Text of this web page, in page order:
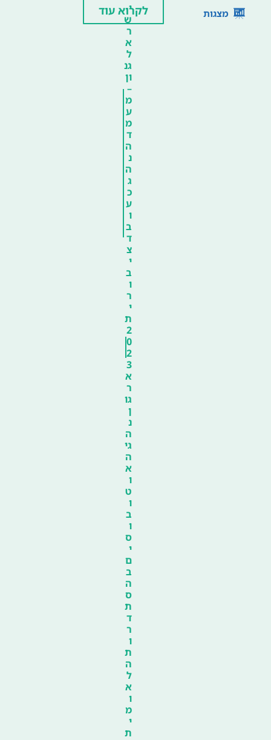
מצגות
י
ש
ר
א
ל
גנ
ון
–
מ
ע
מ
ד
ה
נ
ה
ג
כ
ע
ו
ב
ד
צ
י
ב
ו
ר
י
ת
2
0
2
3
א
ר
גו
ן
נ
ה
גי
ה
א
ו
ט
ו
ב
ו
ס
י
ם
ב
ה
ס
ת
ד
ר
ו
ת
ה
ל
א
ו
מ
י
ת
לקרוא עוד